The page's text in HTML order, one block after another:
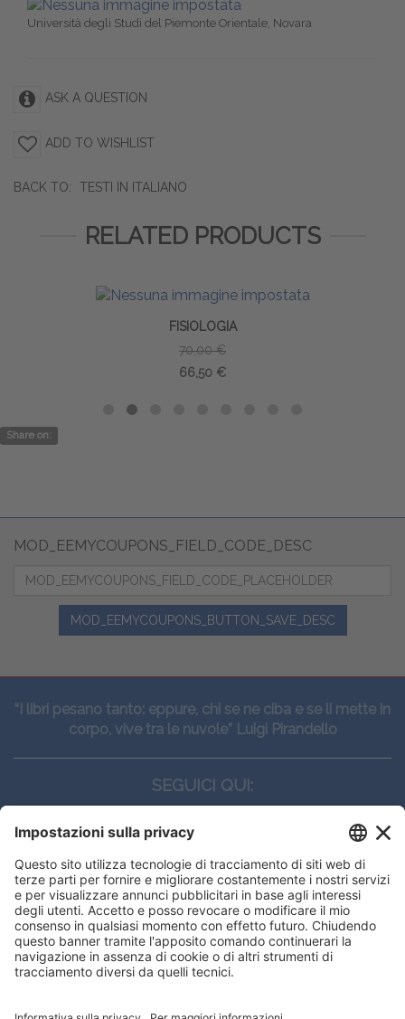
Università degli Studi del Piemonte Orientale, Novara
ASK A QUESTION
ADD TO WISHLIST
BACK TO: TESTI IN ITALIANO
RELATED PRODUCTS
FISIOLOGIA
70,00 €
66,50 €
Share on:
you get the best experience on our
MOD_EEMYCOUPONS_FIELD_CODE_DESC
MOD_EEMYCOUPONS_BUTTON_SAVE_DESC
“I libri pesano tanto: eppure, chi se ne ciba e se li mette in
corpo, vive tra le nuvole” Luigi Pirandello
SEGUICI QUI:
CONTATTI
Edi.Ermes srl
Viale E. Forlanini, 21 - 20134, Milano
(+39)027021121
E-mail:eeinfo@eenet.it